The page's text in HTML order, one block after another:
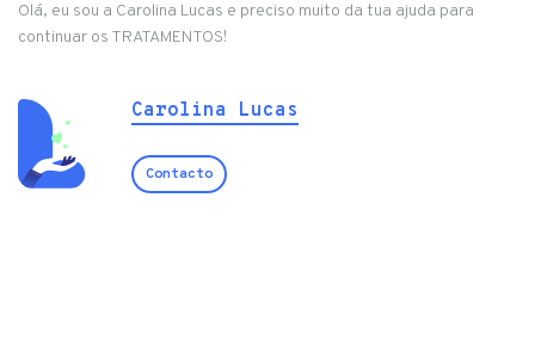
Olá, eu sou a Carolina Lucas e preciso muito da tua ajuda para
continuar os TRATAMENTOS!
Carolina Lucas
Contacto